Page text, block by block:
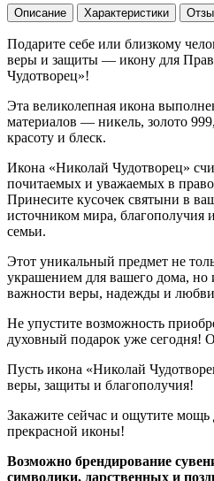
Описание Характеристики
Подарите себе или близкому
веры и защиты — икону для
Чудотворец»!
Эта великолепная икона
материалов — никель, золото
красоту и блеск.
Икона «Николай Чудотворец»
почитаемых и уважаемых в
Принесите кусочек святыни в
источником мира, благополучия
семьи.
Этот уникальный предмет не
украшением для вашего дома, но
важности веры, надежды и
Не упустите возможность
духовный подарок уже сегодня!
Пусть икона «Николай
веры, защиты и благополучия!
Закажите сейчас и ощутите мощь
прекрасной иконы!
Возможно брендирование
символики, дарственных и